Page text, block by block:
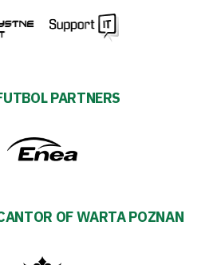
PARTNERS
OF WARTA POZNAN